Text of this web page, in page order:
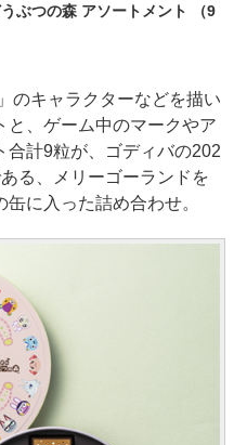
ぶつの森 アソートメント （9
のキャラクターなどを描い
と、ゲーム中のマークやア
合計9粒が、ゴディバの202
る、メリーゴーランドを
に入った詰め合わせ。